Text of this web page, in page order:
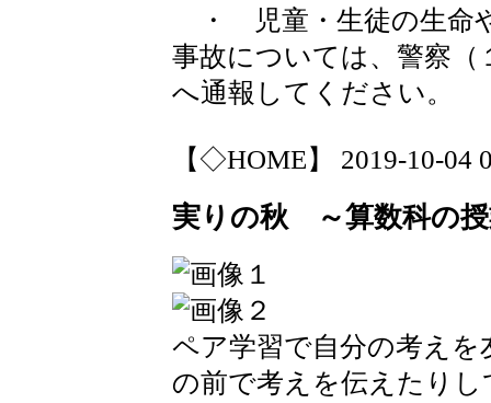
・ 児童・生徒の生命
事故については、警察（
へ通報してください。
【◇HOME】 2019-10-04
実りの秋 ～算数科の
ペア学習で自分の考え
の前で考えを伝えたり